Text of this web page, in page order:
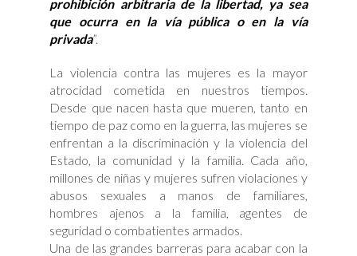
prohibición arbitraria de la libertad, ya sea
que ocurra en la vía pública o en la vía
privada”.
La violencia contra las mujeres es la mayor
atrocidad cometida en nuestros tiempos.
Desde que nacen hasta que mueren, tanto en
tiempo de paz como en la guerra, las mujeres se
enfrentan a la discriminación y la violencia del
Estado, la comunidad y la familia. Cada año,
millones de niñas y mujeres sufren violaciones y
abusos sexuales a manos de familiares,
hombres ajenos a la familia, agentes de
seguridad o combatientes armados.
Una de las grandes barreras para acabar con la